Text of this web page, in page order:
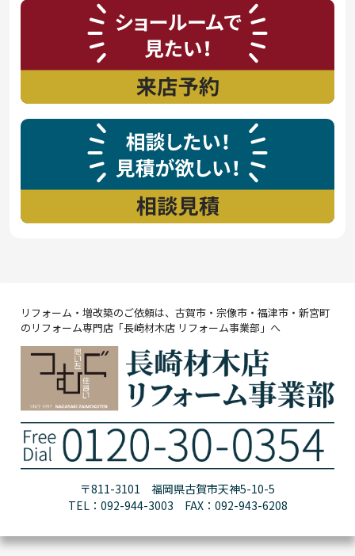
リフォーム・増改築のご依頼は、古賀市・宗像市・福津市・新宮町
のリフォーム専門店「長崎材木店 リフォーム事業部」へ
〒811-3101 福岡県古賀市天神5-10-5
TEL：092-944-3003 FAX：092-943-6208